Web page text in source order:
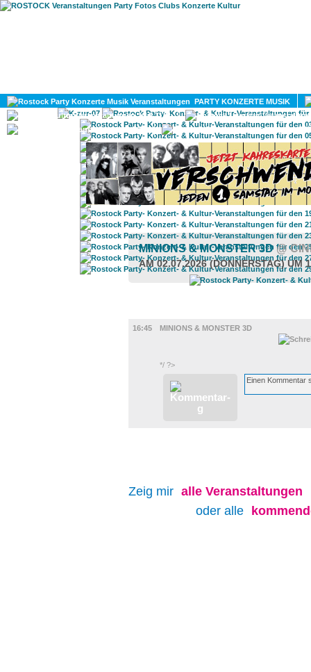
PARTY KONZERTE MUSIK
KULTUR
GAY
MINIONS & MONSTER 3D @
AM 02.07.2026 (DONNERSTAG) UM
16:45
MINIONS & MONSTER 3D
*/ ?>
Zeig mir alle Veranstaltungen
oder alle